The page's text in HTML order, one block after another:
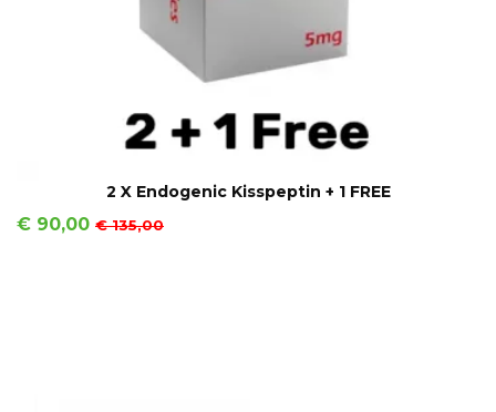
IN WINKELMAND
2 X Endogenic Kisspeptin + 1 FREE
Prijs
€ 90,00 Normale
€ 135,00